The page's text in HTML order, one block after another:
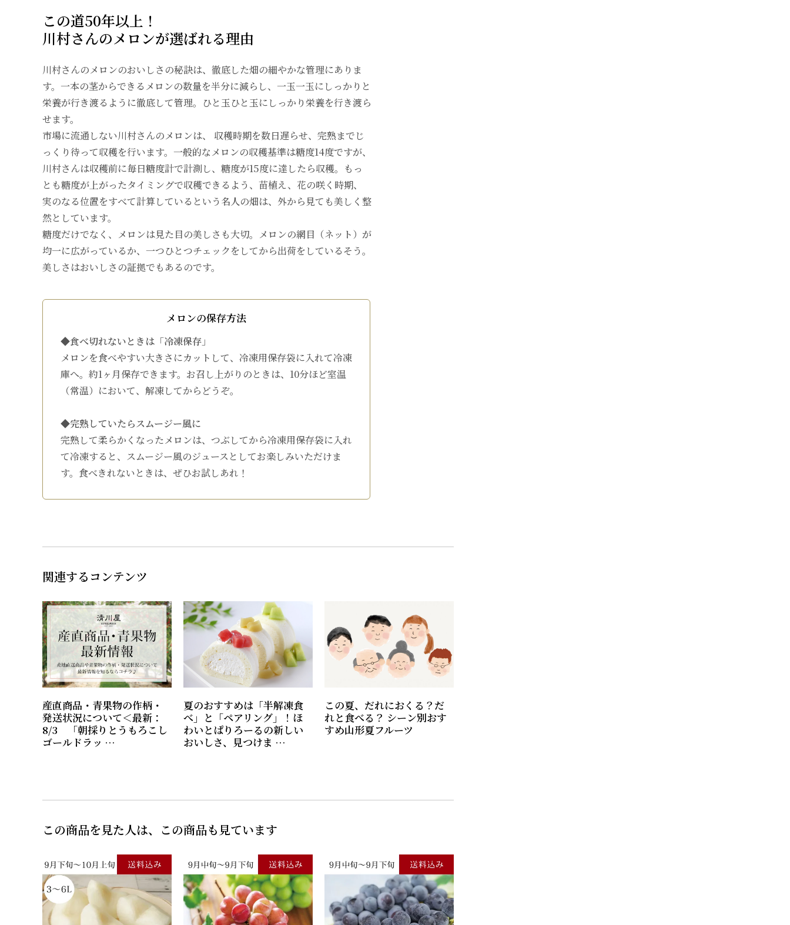
この道50年以上！
川村さんのメロンが選ばれる理由
川村さんのメロンのおいしさの秘訣は、徹底した畑の細やかな管理にありま
す。一本の茎からできるメロンの数量を半分に減らし、一玉一玉にしっかりと
栄養が行き渡るように徹底して管理。ひと玉ひと玉にしっかり栄養を行き渡ら
せます。
市場に流通しない川村さんのメロンは、 収穫時期を数日遅らせ、完熟までじ
っくり待って収穫を行います。一般的なメロンの収穫基準は糖度14度ですが、
川村さんは収穫前に毎日糖度計で計測し、糖度が15度に達したら収穫。もっ
とも糖度が上がったタイミングで収穫できるよう、苗植え、花の咲く時期、
実のなる位置をすべて計算しているという名人の畑は、外から見ても美しく整
然としています。
糖度だけでなく、メロンは見た目の美しさも大切。メロンの網目（ネット）が
均一に広がっているか、一つひとつチェックをしてから出荷をしているそう。
美しさはおいしさの証拠でもあるのです。
メロンの保存方法
◆食べ切れないときは「冷凍保存」
メロンを食べやすい大きさにカットして、冷凍用保存袋に入れて冷凍
庫へ。約1ヶ月保存できます。お召し上がりのときは、10分ほど室温
（常温）において、解凍してからどうぞ。
◆完熟していたらスムージー風に
完熟して柔らかくなったメロンは、つぶしてから冷凍用保存袋に入れ
て冷凍すると、スムージー風のジュースとしてお楽しみいただけま
す。食べきれないときは、ぜひお試しあれ！
関連するコンテンツ
産直商品・青果物の作柄・
発送状況について＜最新：
8/3 「朝採りとうもろこし
ゴールドラッ …
夏のおすすめは「半解凍食
べ」と「ペアリング」！ほ
わいとぱりろーるの新しい
おいしさ、見つけま …
この夏、だれにおくる？だ
れと食べる？ シーン別おす
すめ山形夏フルーツ
この商品を見た人は、この商品も見ています